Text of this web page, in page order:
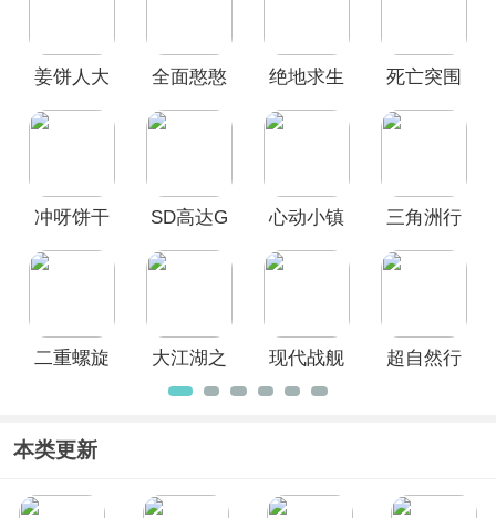
行动组国际服、王者荣耀国际服、登山
赛车国际服、我独自升级国际服等在内
国际服手游不仅提供了多语言支持，且
看吧！
姜饼人大
全面憨憨
器国际服
绝地求生
方正版
死亡突围
国际服
Zombie
Warfare)
冲呀饼干
SD高达G
国际服
心动小镇
三角洲行
二重螺旋
大江湖之
苍龙与白
现代战舰
国际服
超自然行
本类更新